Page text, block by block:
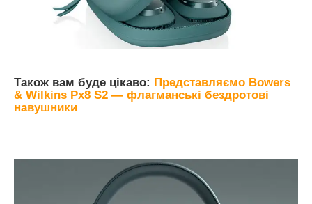
Також вам буде цікаво: Представляємо Bowers
& Wilkins Px8 S2 — флагманські бездротові
навушники